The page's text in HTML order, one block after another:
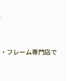
フレーム専門店で